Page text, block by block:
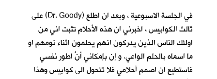
في الجلسة الاسبوعية ، وبعد ان اطلع (Dr. Goody) على
ثالث الكوابيس ، اخبرني ان هذه الأحلام تثبت اني من
اولئك الناس الذين يدركون انهم يحلمون اثناء نومهم او
ما اسماه بالحلم الواعي. و إن بإمكاني أنْ اطور نفسي
فاستطيع ان اصمم أحلامي فلا تتحول الى كوابيس وهذا